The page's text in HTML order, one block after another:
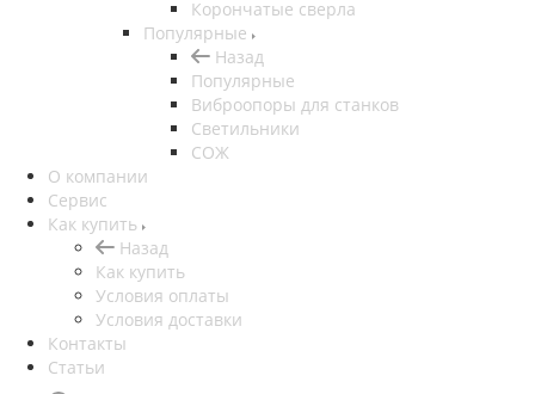
Корончатые сверла
Популярные
Назад
Популярные
Виброопоры для станков
Светильники
СОЖ
О компании
Сервис
Как купить
Назад
Как купить
Условия оплаты
Условия доставки
Контакты
Статьи